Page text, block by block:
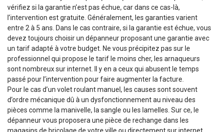
vérifiez si la garantie n’est pas échue, car dans ce cas-là,
l’intervention est gratuite. Généralement, les garanties varient
entre 2 à 5 ans. Dans le cas contraire, si la garantie est échue, vous
devez toujours choisir un dépanneur proposant une garantie avec
un tarif adapté à votre budget. Ne vous précipitez pas sur le
professionnel qui propose le tarif le moins cher, les arnaqueurs
sont nombreux sur internet. Il y en a ceux qui abusent le temps
passé pour l’intervention pour faire augmenter la facture.
Pour le cas d’un volet roulant manuel, les causes sont souvent
d’ordre mécanique dû à un dysfonctionnement au niveau des
pièces comme la manivelle, la sangle ou les lamelles. Sur ce, le
dépanneur vous proposera une pièce de rechange dans les
magasins de bricolage de votre ville ou directement sur internet.